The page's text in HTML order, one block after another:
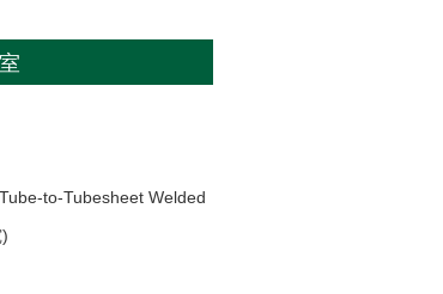
to-Tubesheet Welded